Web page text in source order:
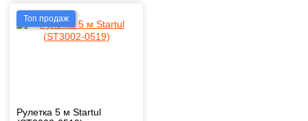
Топ продаж
Рулетка 5 м Startul